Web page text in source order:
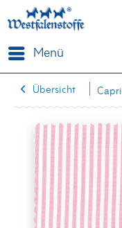
Menü
Übersicht Capri